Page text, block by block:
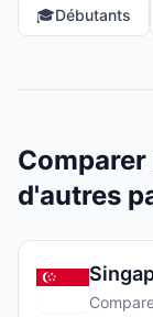
🎓Débutants
d'autres